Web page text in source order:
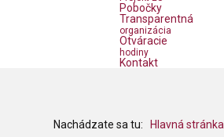
Pobočky
Transparentná
organizácia
Otváracie
hodiny
Kontakt
Nachádzate sa tu: Hlavná stránka